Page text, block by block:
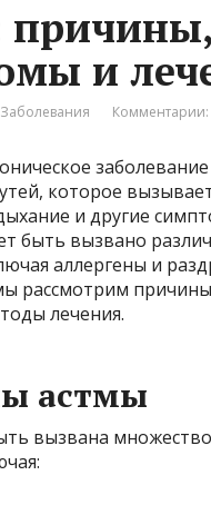
причины,
и
Заболевания Комментарии:
заболевание
которое
и другие
быть вызвано
аллергены и
рассмотрим
лечения.
астмы
вызвана